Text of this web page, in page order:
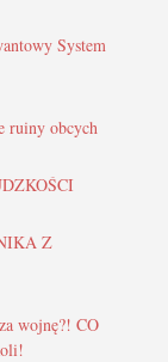
System
ruiny obcych
Z
wojnę?! CO